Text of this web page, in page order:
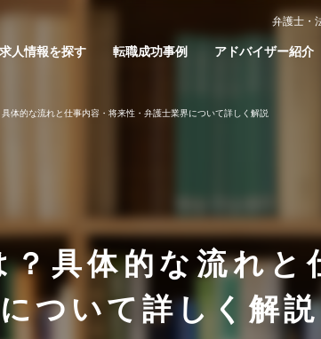
弁護士・
求人情報を探す 転職成功事例 アドバイザー紹介
体的な流れと仕事内容・将来性・弁護士業界について詳しく解説
具体的な流れと
ついて詳しく解説